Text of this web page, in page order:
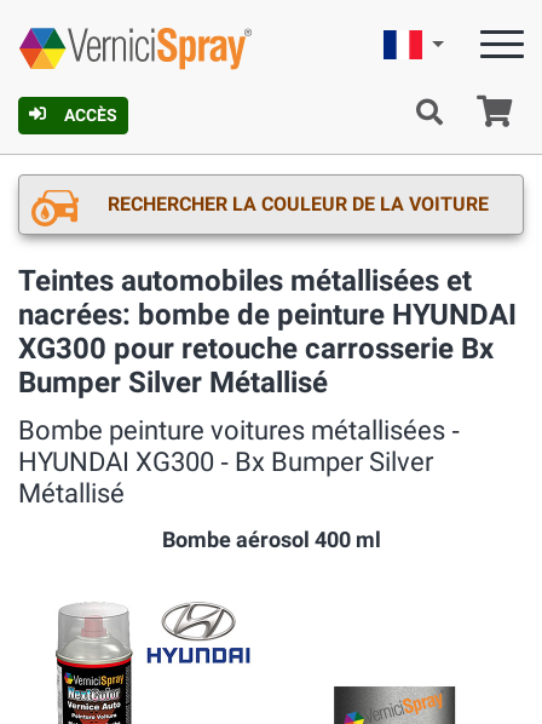
ACCÈS
Française
RECHERCHER LA COULEUR DE LA VOITURE
Teintes automobiles métallisées et
nacrées: bombe de peinture HYUNDAI
XG300 pour retouche carrosserie Bx
Bumper Silver Métallisé
Bombe peinture voitures métallisées ‐
HYUNDAI XG300 ‐ Bx Bumper Silver
Métallisé
Bombe aérosol 400 ml